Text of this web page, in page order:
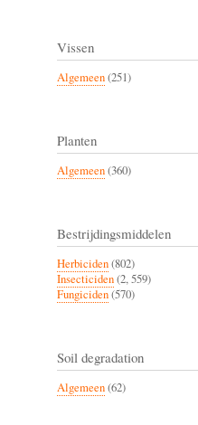
Vissen
Algemeen(251)
Planten
Algemeen(360)
Bestrijdingsmiddelen
Herbiciden(802)
Insecticiden(2, 559)
Fungiciden(570)
Soil degradation
Algemeen(62)